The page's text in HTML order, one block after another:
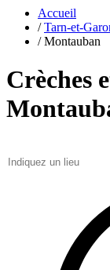
Accueil
/ Tarn-et-
/ Montauban
Crèches